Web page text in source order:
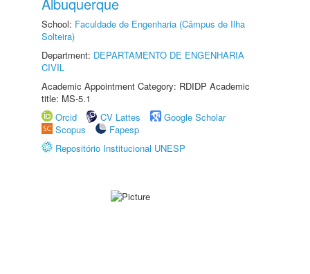
School: Faculdade de Engenharia (Câmpus de Ilha
Solteira)
Department: DEPARTAMENTO DE ENGENHARIA
CIVIL
Academic Appointment Category: RDIDP Academic
title: MS-5.1
Orcid
CV Lattes
Google Scholar
Scopus
Fapesp
Repositório Institucional UNESP